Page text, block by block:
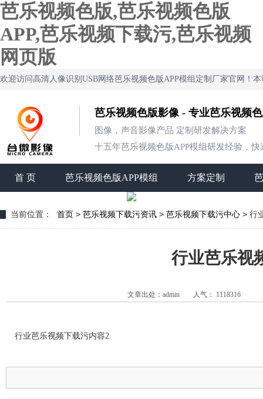
芭乐视频色版,芭乐视频色版
APP,芭乐视频下载污,芭乐视频
网页版
欢迎访问高清人像识别USB网络芭乐视频色版APP模组定制厂家官网！
芭乐视频色版影像 - 专业芭乐视频
图像，声音影像产品 定制研发解决方案
十五年芭乐视频色版APP模组研发经验，快速
首 页 芭乐视频色版APP模组 方案定制
当前位置： 首页 > 芭乐视频下载污资讯 > 芭乐视频下载污中心 > 行
行业芭乐视
文章出处：admin 人气： 1118316
行业芭乐视频下载污内容2